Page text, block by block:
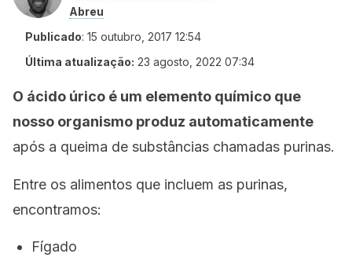
Abreu
Publicado: 15 outubro, 2017 12:54
Última atualização: 23 agosto, 2022 07:34
O ácido úrico é um elemento químico que
nosso organismo produz automaticamente
após a queima de substâncias chamadas purinas.
Entre os alimentos que incluem as purinas,
encontramos:
Fígado